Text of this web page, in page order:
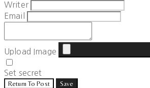
Writer
Email
Upload Image
Set secret
Return To Post Save